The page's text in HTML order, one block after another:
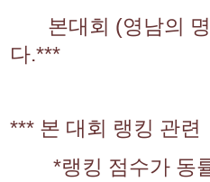
본대회 (영남의 명
다.***
*** 본 대회 랭킹 관
*랭킹 점수가 동